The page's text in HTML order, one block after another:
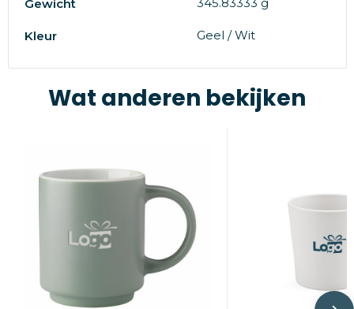
Gewicht
Kleur Geel / Wit
Wat anderen bekijken